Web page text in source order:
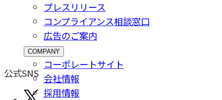
プレスリリース
コンプライアンス相談窓⼝
広告のご案内
COMPANY
コーポレートサイト
会社情報
採⽤情報
公式SNS